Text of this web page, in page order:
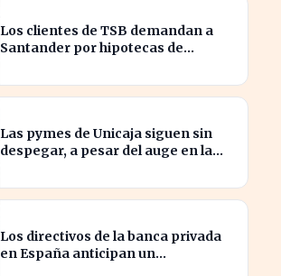
Los clientes de TSB demandan a
Santander por hipotecas de
Las pymes de Unicaja siguen sin
despegar, a pesar del auge en la
Los directivos de la banca privada
en España anticipan un